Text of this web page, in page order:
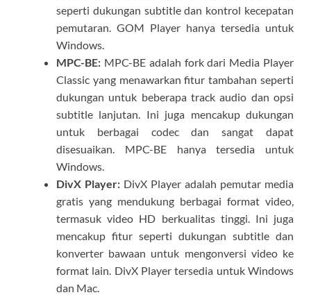
seperti dukungan subtitle dan kontrol kecepatan
pemutaran. GOM Player hanya tersedia untuk
Windows.
MPC-BE: MPC-BE adalah fork dari Media Player
Classic yang menawarkan fitur tambahan seperti
dukungan untuk beberapa track audio dan opsi
subtitle lanjutan. Ini juga mencakup dukungan
untuk berbagai codec dan sangat dapat
disesuaikan. MPC-BE hanya tersedia untuk
Windows.
DivX Player: DivX Player adalah pemutar media
gratis yang mendukung berbagai format video,
termasuk video HD berkualitas tinggi. Ini juga
mencakup fitur seperti dukungan subtitle dan
konverter bawaan untuk mengonversi video ke
format lain. DivX Player tersedia untuk Windows
dan Mac.